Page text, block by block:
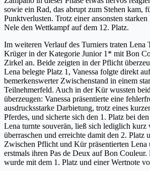
sowie ein Rad, das abrupt zum Stehen kam,
Punktverlusten. Trotz einer ansonsten
Nele den Wettkampf auf dem 12. Platz.
Im weiteren Verlauf des Turniers traten Lena
Krüger in der Kategorie Junior 1* mit Bon
Zirkel an. Beide zeigten in der Pflicht
Lena belegte Platz 1, Vanessa folgte direkt
bemerkenswerter Zwischenstand in einem
Teilnehmerfeld. Auch in der Kür wussten
überzeugen: Vanessa präsentierte eine
ausdrucksstarke Darbietung, trotz eines
Pferdes, und sicherte sich den 1. Platz bei
Lena turnte souverän, ließ sich lediglich kurz
überraschen und erreichte damit den 2. Platz
Zwischen Pflicht und Kür präsentierten Lena
erstmals ihren Pas de Deux auf Bon
wurde mit dem 1. Platz und einer Wertnote